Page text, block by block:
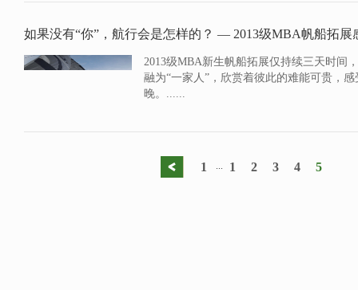
如果没有“你”，航行会是怎样的？ — 2013级MBA帆船拓展
2013级MBA新生帆船拓展仅持续三天时间
融为“一家人”，欣赏着彼此的难能可贵，
晚。......
1 ... 1 2 3 4 5